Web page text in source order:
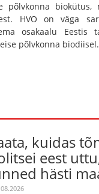
biokütus,
HVO on väga
osakaalu Eestis
põlvkonna biodiisel.
kuidas
eest
hästi